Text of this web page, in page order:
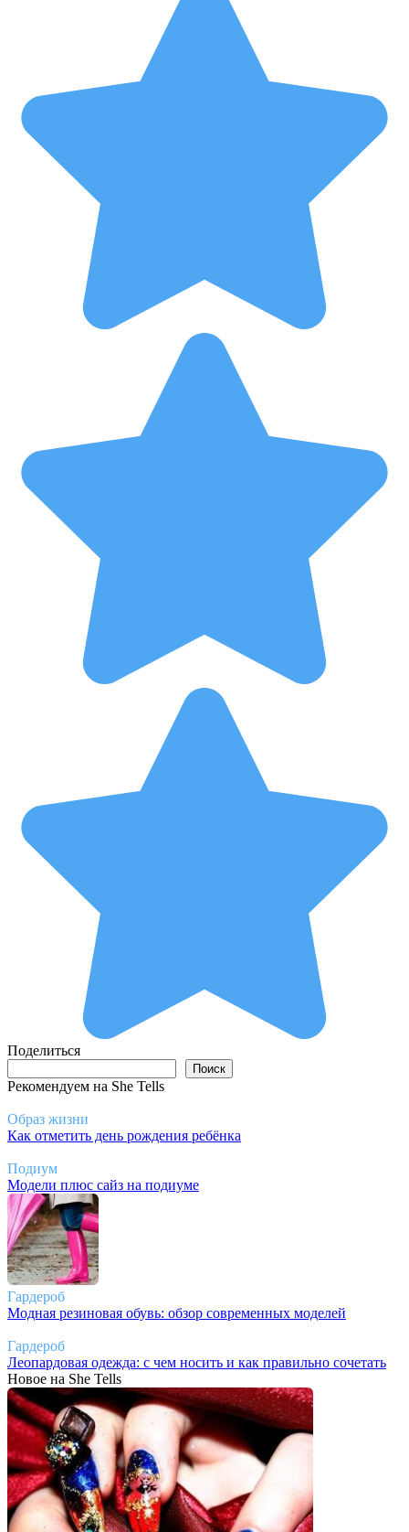
Поделиться
Поиск
Рекомендуем на She Tells
Образ жизни
Как отметить день рождения ребёнка
Подиум
Модели плюс сайз на подиуме
Гардероб
Модная резиновая обувь: обзор современных моделей
Гардероб
Леопардовая одежда: с чем носить и как правильно сочетать
Новое на She Tells